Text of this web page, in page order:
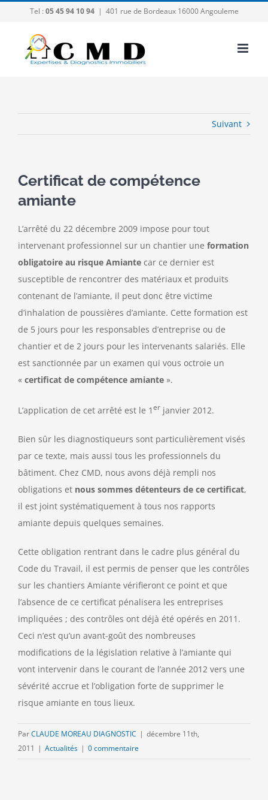
contenu
Tel : 05 45 94 10 94 | 401 rue de Bordeaux 16000 Angouleme
Suivant
Certificat de compétence
amiante
L’arrêté du 22 décembre 2009 impose pour tout
intervenant professionnel sur un chantier une formation
obligatoire au risque Amiante car ce dernier est
susceptible de rencontrer des matériaux et produits
contenant de l’amiante, il peut donc être victime
d’inhalation de poussières d’amiante. Cette formation est
de 5 jours pour les responsables d’entreprise ou de
chantier et de 2 jours pour les intervenants salariés. Elle
est sanctionnée par un examen qui vous octroie un
« certificat de compétence amiante ».
L’application de cet arrêté est le 1 er janvier 2012.
Bien sûr les diagnostiqueurs sont particulièrement visés
par ce texte, mais aussi tous les professionnels du
bâtiment. Chez CMD, nous avons déjà rempli nos
obligations et nous sommes détenteurs de ce certificat,
il est joint systématiquement à tous nos rapports
amiante depuis quelques semaines.
Cette obligation rentrant dans le cadre plus général du
Code du Travail, il est permis de penser que les contrôles
sur les chantiers Amiante vérifieront ce point et que
l’absence de ce certificat pénalisera les entreprises
impliquées ; des contrôles ont déjà été opérés en 2011.
Ceci n’est qu’un avant-goût des nombreuses
modifications de la législation relative à l’amiante qui
vont intervenir dans le courant de l’année 2012 vers une
sévérité accrue et l’obligation forte de supprimer le
risque amiante en tous lieux.
ParCLAUDE MOREAU DIAGNOSTIC | décembre 11th,
2011 | Actualités | 0 commentaire